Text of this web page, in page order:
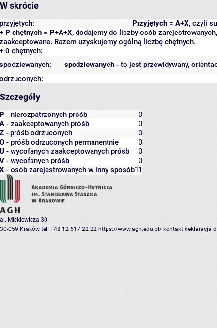
W skrócie
Przyjętych = A+X, czyli
przyjętych:
+ P chętnych = P+A+X, dodajemy do liczby osób
zaakceptowane. Razem uzyskujemy ogólną liczbę chętnych.
+ 0 chętnych:
spodziewanych - to jest przewidywany,
spodziewanych:
odrzuconych:
Szczegóły
P - nierozpatrzonych próśb
0
A - zaakceptowanych próśb
0
Z - próśb odrzuconych
0
O - próśb odrzuconych permanentnie
0
U - wycofanych zaakceptowanych próśb
0
V - wycofanych próśb
0
X - osób zarejestrowanych w inny sposób11
al. Mickiewicza 30
30-059 Kraków tel: +48 12 617 22 22 https://www.agh.edu.pl/ kontakt deklaracja